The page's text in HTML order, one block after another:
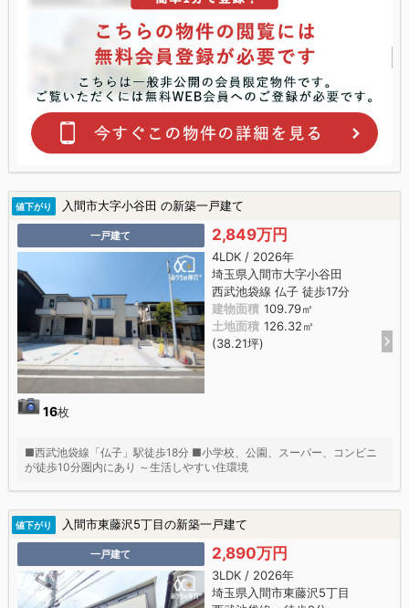
値下がり 入間市大字小谷田 の新築一戸建て
一戸建て
16枚
2,849万円
4LDK / 2026年
埼玉県入間市大字小谷田
西武池袋線 仏子 徒歩17分
建物面積 109.79㎡
土地面積 126.32㎡
(38.21坪)
■西武池袋線「仏子」駅徒歩18分 ■小学校、公園、スーパー、コンビニ
が徒歩10分圏内にあり ～生活しやすい住環境
値下がり 入間市東藤沢5丁目の新築一戸建て
一戸建て 2,890万円
3LDK / 2026年
埼玉県入間市東藤沢5丁目